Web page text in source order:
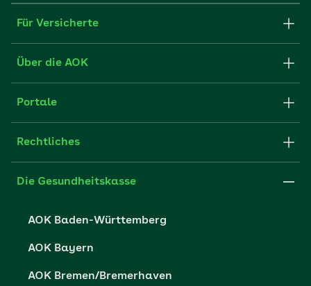
Für Versicherte
Formulare und Anträge
FAQ
Über die AOK
Struktur & Verwaltung
Partner der AOK
Portale
Fachportal für Arbeitgeber
Presse- und Politikportal
Vertriebspartner-Service
Rechtliches
Impressum
Die Gesundheitskasse
AOK Baden-Württemberg
AOK Bayern
AOK Bremen/Bremerhaven